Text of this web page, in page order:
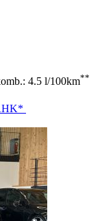
4.5 l/100km**